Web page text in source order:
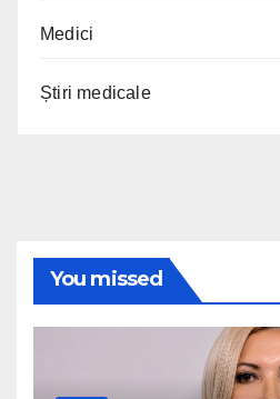
Medici
Știri medicale
You missed